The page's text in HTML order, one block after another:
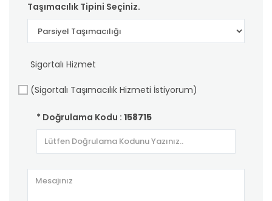
Taşımacılık Tipini Seçiniz.
Sigortalı Hizmet
(Sigortalı Taşımacılık Hizmeti İstiyorum)
* Doğrulama Kodu : 158715